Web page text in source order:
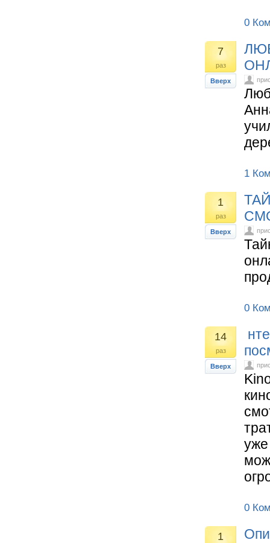
0
7
раз
Вверх
1
1
раз
Вверх
0
14
раз
Вверх
0
1